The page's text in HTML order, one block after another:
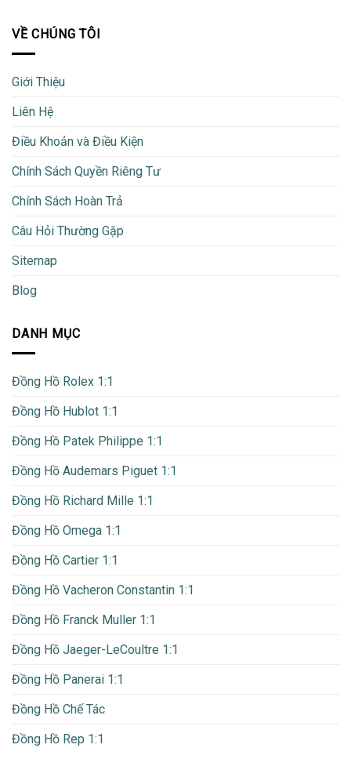
VỀ CHÚNG TÔI
Giới Thiệu
Liên Hệ
Điều Khoản và Điều Kiện
Chính Sách Quyền Riêng Tư
Chính Sách Hoàn Trả
Câu Hỏi Thường Gặp
Sitemap
Blog
DANH MỤC
Đồng Hồ Rolex 1:1
Đồng Hồ Hublot 1:1
Đồng Hồ Patek Philippe 1:1
Đồng Hồ Audemars Piguet 1:1
Đồng Hồ Richard Mille 1:1
Đồng Hồ Omega 1:1
Đồng Hồ Cartier 1:1
Đồng Hồ Vacheron Constantin 1:1
Đồng Hồ Franck Muller 1:1
Đồng Hồ Jaeger-LeCoultre 1:1
Đồng Hồ Panerai 1:1
Đồng Hồ Chế Tác
Đồng Hồ Rep 1:1